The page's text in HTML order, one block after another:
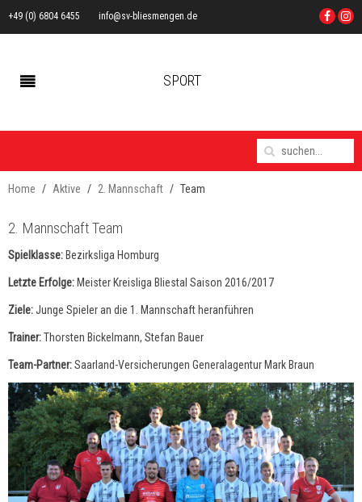
+49 (0) 6804 6455 info@sv-bliesmengen.de
SPORT
Home Aktive 2. Mannschaft Team
2. Mannschaft Team
Spielklasse: Bezirksliga Homburg
Letzte Erfolge: Meister Kreisliga Bliestal Saison 2016/2017
Ziele:Junge Spieler an die 1. Mannschaft heranführen
Trainer:Thorsten Bickelmann, Stefan Bauer
Team-Partner:Saarland-Versicherungen Generalagentur Mark Braun